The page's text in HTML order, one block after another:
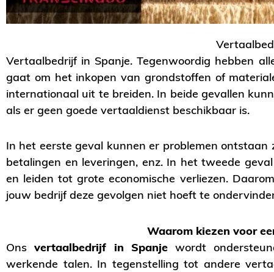
Vertaalbedrijf in Spanje. Tegenwoordig hebben
gaat om het inkopen van grondstoffen of
internationaal uit te breiden. In beide gevallen
als er geen goede vertaaldienst beschikbaar is.
In het eerste geval kunnen er problemen
betalingen en leveringen, enz. In het tweede
en leiden tot grote economische verliezen.
jouw bedrijf deze gevolgen niet hoeft te
Waarom kiezen voor
Onsvertaalbedrijf in Spanjewordt
werkende talen. In tegenstelling tot andere